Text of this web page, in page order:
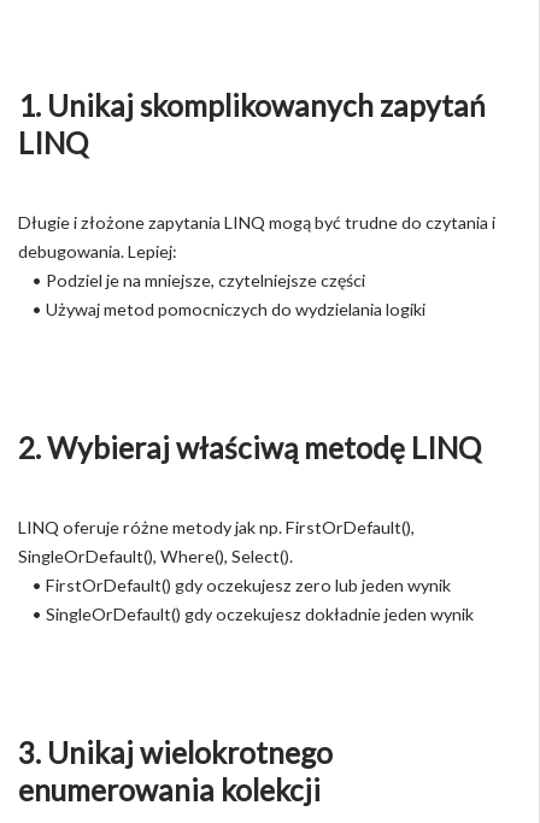
1. Unikaj skomplikowanych zapytań
LINQ
Długie i złożone zapytania LINQ mogą być trudne do czytania i
debugowania. Lepiej:
• Podziel je na mniejsze, czytelniejsze części
• Używaj metod pomocniczych do wydzielania logiki
2. Wybieraj właściwą metodę LINQ
LINQ oferuje różne metody jak np. FirstOrDefault(),
SingleOrDefault(), Where(), Select().
• FirstOrDefault() gdy oczekujesz zero lub jeden wynik
• SingleOrDefault() gdy oczekujesz dokładnie jeden wynik
3. Unikaj wielokrotnego
enumerowania kolekcji